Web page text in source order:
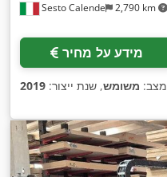
Sesto Calende 2,790 km
מידע על מחיר
מצב: משומש, שנת ייצור: 2019